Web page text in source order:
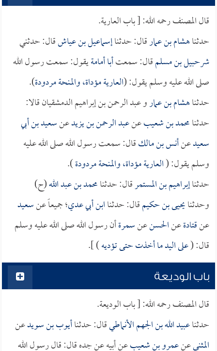
قال المصنف رحمه الله: [ باب العارية.
حدثناهشام بن عمارقال: حدثناإسماعيل بن عياشقال: حدثني
شرحبيل بن مسلمقال: سمعتأبا أمامةيقول: سمعت رسول الله
صلى الله عليه وسلم يقول: (العارية مؤداة، والمنحة مردودة).
حدثناهشام بن عمارو عبد الرحمن بن إبراهيم الدمشقيان قالا:
حدثنامحمد بن شعيبعنعبد الرحمن بن يزيدعنسعيد بن أبي
سعيدعنأنس بن مالكقال: سمعت رسول الله صلى الله عليه
وسلم يقول: (العارية مؤداة، والمنحة مردودة).
حدثناإبراهيم بن المستمرقال: حدثنامحمد بن عبد الله(ح)
وحدثنايحيى بن حكيمقال: حدثناابن أبي عدي؛ جميعاً عنسعيد
عنقتادةعنالحسنعنسمرةأن رسول الله صلى الله عليه وسلم
قال: (على اليد ما أخذت حتى تؤديه) ].
باب الوديعة
قال المصنف رحمه الله: [ باب الوديعة.
حدثناعبيد الله بن الجهم الأنماطيقال: حدثناأيوب بن سويدعن
المثنىعنعمرو بن شعيبعن أبيه عن جده قال: قال رسول الله